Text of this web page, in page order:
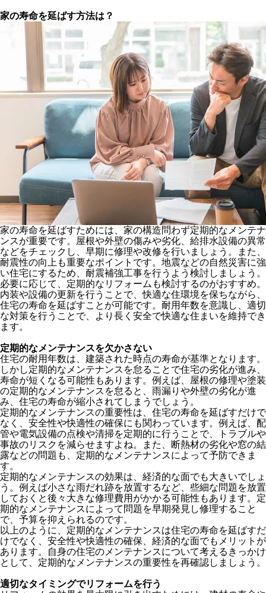
家の寿命を延ばす方法は？
家の寿命を延ばすためには、家の構造問わず定期的なメンテナ
ンスが重要です。屋根や外壁の傷みや劣化、給排水設備の異常
などをチェックし、早期に修理や改修を行いましょう。また、
耐震性の向上も重要なポイントです。地震などの自然災害に強
い住宅にするため、耐震補強工事を行うよう検討しましょう。
必要に応じて、定期的なリフォームも検討するのがおすすめ。
内装や設備の更新を行うことで、快適な住環境を保ちながら、
住宅の寿命を延ばすことが可能です。耐用年数を意識し、適切
な対策を行うことで、より長く安全で快適な住まいを維持でき
ます。
定期的なメンテナンスを欠かさない
住宅の耐用年数は、建築された時点の寿命が基準となります。
しかし定期的なメンテナンスを怠ることで住宅の劣化が進み、
寿命が短くなる可能性もあります。例えば、屋根の修理や塗装
の定期的なメンテナンスを怠ると、雨漏りや外壁の劣化が進
み、住宅の寿命が縮小されてしまうでしょう。
定期的なメンテナンスの重要性は、住宅の寿命を延ばすだけで
なく、安全性や快適性の確保にも関わっています。例えば、配
管や電気設備の点検や清掃を定期的に行うことで、トラブルや
事故のリスクを減らせますよね。また、断熱材の劣化や窓の結
露などの問題も、定期的なメンテナンスによって予防できま
す。
定期的なメンテナンスの効果は、経済的な面でも大きいでしょ
う。例えば小さな雨だれ跡を放置するなど、些細な問題を放置
しておくと後々大きな修理費用がかかる可能性もあります。定
期的なメンテナンスによって問題を早期発見し修理すること
で、予算を抑えられるのです。
以上のように、定期的なメンテナンスは住宅の寿命を延ばすだ
けでなく、安全性や快適性の確保、経済的な面でもメリットが
あります。自身の住宅のメンテナンスについて考えるきっかけ
として、定期的なメンテナンスの重要性を再確認しましょう。
適切なタイミングでリフォームを行う